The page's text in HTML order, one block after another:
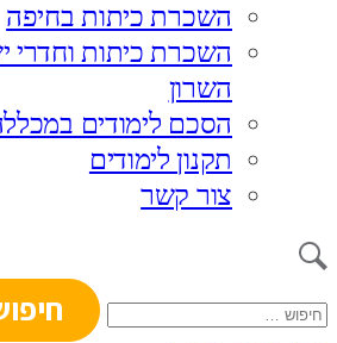
השכרת כיתות בחיפה
השכרת כיתות וחדרי
השרון
הסכם לימודים
תקנון לימודים
צור קשר
חיפוש: